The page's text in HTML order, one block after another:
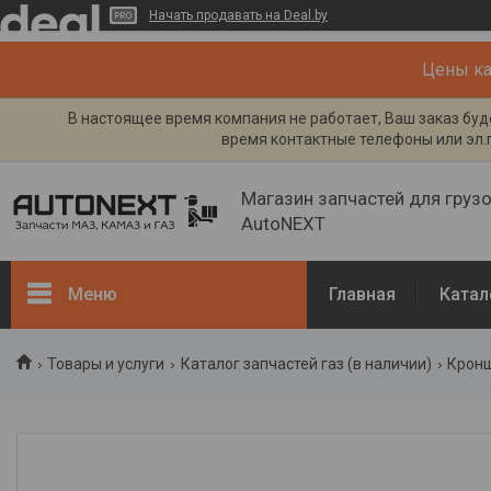
Начать продавать на Deal.by
Цены
В настоящее время компания не работает, Ваш заказ
время контактные телефоны или
Магазин запчастей для
AutoNEXT
Меню Главная
Товары и услуги Каталог запчастей газ (в наличии)